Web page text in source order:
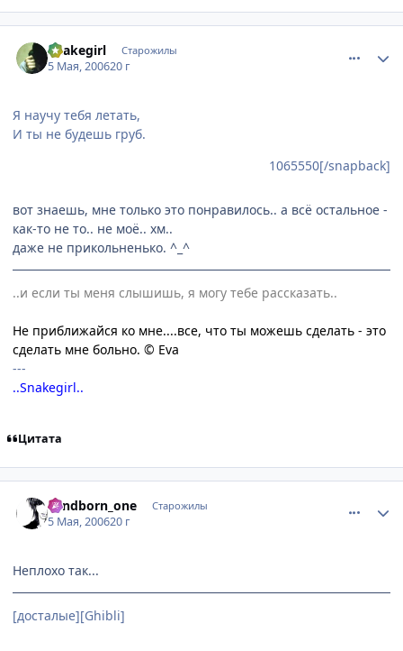
Snakegirl Старожилы
5 Мая, 200620 г
Я научу тебя летать,
И ты не будешь груб.
1065550[/snapback]
вот знаешь, мне только это понравилось.. а всё остальное -
как-то не то.. не моё.. хм..
даже не прикольненько. ^_^
..и если ты меня слышишь, я могу тебе рассказать..
Не приближайся ко мне....все, что ты можешь сделать - это
сделать мне больно. © Eva
---
..Snakegirl..
Цитата
windborn_one Старожилы
5 Мая, 200620 г
Неплохо так...
[досталые][Ghibli]